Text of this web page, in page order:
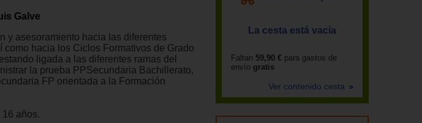
Galve
y asesoramiento hacia las diferentes
hacia los Ciclos Formativos de Grado
ligada a las diferentes ramas del
la prueba PPSecundaria Bachillerato,
FP orientada a la Formación
16 años.
La cesta está vacía
Faltan 59,90 € para gastos de
envío gratis
Ver contenido cesta